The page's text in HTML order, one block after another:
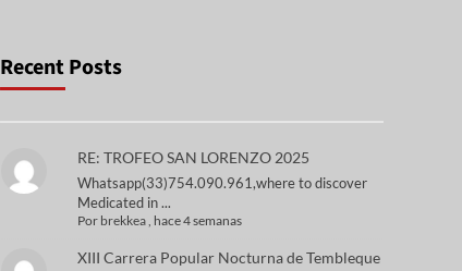
Recent Posts
RE: TROFEO SAN LORENZO 2025
Whatsapp(33)754.090.961,where to discover
Medicated in ...
Por brekkea, hace 4 semanas
XIII Carrera Popular Nocturna de Tembleque